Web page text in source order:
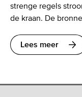
strenge regels
de kraan. De
Lees meer